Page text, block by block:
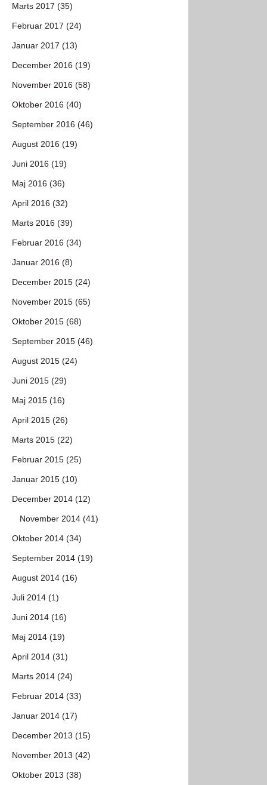
Marts 2017 (35)
Februar 2017 (24)
Januar 2017 (13)
December 2016 (19)
November 2016 (58)
Oktober 2016 (40)
September 2016 (46)
August 2016 (19)
Juni 2016 (19)
Maj 2016 (36)
April 2016 (32)
Marts 2016 (39)
Februar 2016 (34)
Januar 2016 (8)
December 2015 (24)
November 2015 (65)
Oktober 2015 (68)
September 2015 (46)
August 2015 (24)
Juni 2015 (29)
Maj 2015 (16)
April 2015 (26)
Marts 2015 (22)
Februar 2015 (25)
Januar 2015 (10)
December 2014 (12)
November 2014 (41)
Oktober 2014 (34)
September 2014 (19)
August 2014 (16)
Juli 2014 (1)
Juni 2014 (16)
Maj 2014 (19)
April 2014 (31)
Marts 2014 (24)
Februar 2014 (33)
Januar 2014 (17)
December 2013 (15)
November 2013 (42)
Oktober 2013 (38)